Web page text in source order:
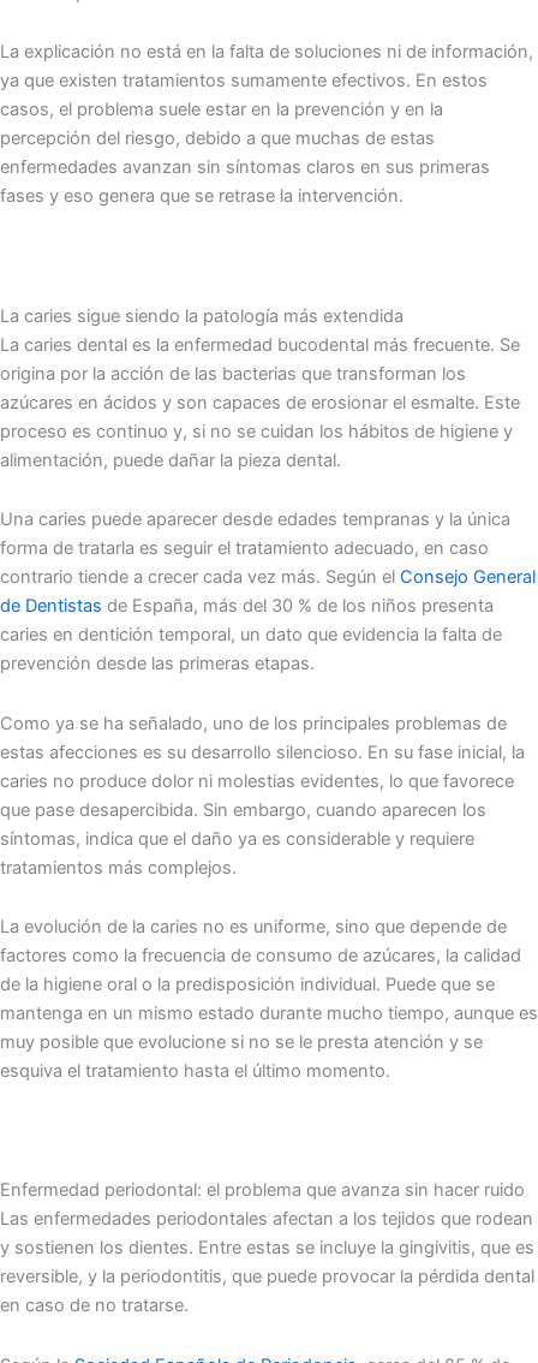
La explicación no está en la falta de soluciones ni de información,
ya que existen tratamientos sumamente efectivos. En estos
casos, el problema suele estar en la prevención y en la
percepción del riesgo, debido a que muchas de estas
enfermedades avanzan sin síntomas claros en sus primeras
fases y eso genera que se retrase la intervención.
La caries sigue siendo la patología más extendida
La caries dental es la enfermedad bucodental más frecuente. Se
origina por la acción de las bacterias que transforman los
azúcares en ácidos y son capaces de erosionar el esmalte. Este
proceso es continuo y, si no se cuidan los hábitos de higiene y
alimentación, puede dañar la pieza dental.
Una caries puede aparecer desde edades tempranas y la única
forma de tratarla es seguir el tratamiento adecuado, en caso
contrario tiende a crecer cada vez más. Según el Consejo General
de Dentistas de España, más del 30 % de los niños presenta
caries en dentición temporal, un dato que evidencia la falta de
prevención desde las primeras etapas.
Como ya se ha señalado, uno de los principales problemas de
estas afecciones es su desarrollo silencioso. En su fase inicial, la
caries no produce dolor ni molestias evidentes, lo que favorece
que pase desapercibida. Sin embargo, cuando aparecen los
síntomas, indica que el daño ya es considerable y requiere
tratamientos más complejos.
La evolución de la caries no es uniforme, sino que depende de
factores como la frecuencia de consumo de azúcares, la calidad
de la higiene oral o la predisposición individual. Puede que se
mantenga en un mismo estado durante mucho tiempo, aunque es
muy posible que evolucione si no se le presta atención y se
esquiva el tratamiento hasta el último momento.
Enfermedad periodontal: el problema que avanza sin hacer ruido
Las enfermedades periodontales afectan a los tejidos que rodean
y sostienen los dientes. Entre estas se incluye la gingivitis, que es
reversible, y la periodontitis, que puede provocar la pérdida dental
en caso de no tratarse.